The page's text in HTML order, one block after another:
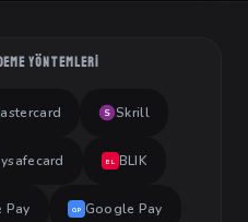
YÖNTEMLERI
S Skrill
BL BLIK
Pay GP Google Pay